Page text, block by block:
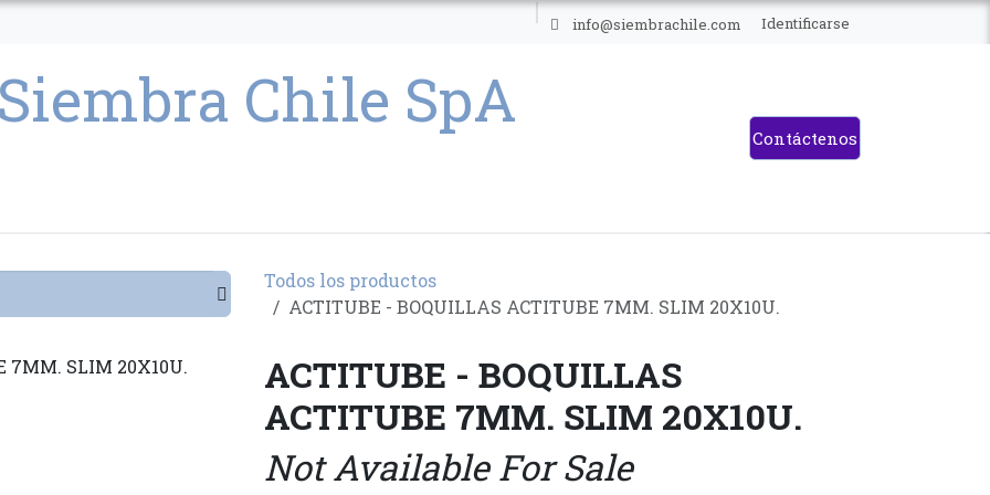
info@siembrachile.com Identificarse
Contáctenos
Todos los productos
ACTITUBE - BOQUILLAS ACTITUBE 7MM. SLIM 20X10U.
ACTITUBE - BOQUILLAS
ACTITUBE 7MM. SLIM 20X10U.
Not Available For Sale